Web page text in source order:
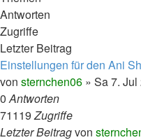
Antworten
Zugriffe
Letzter Beitrag
Einstellungen für den Ani
von sternchen06 » Sa 7. Jul
0Antworten
71119Zugriffe
Letzter Beitragvon